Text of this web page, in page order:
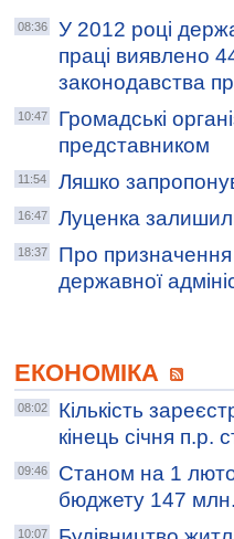
08:36
У 2012 році
праці виявлено
законодавства
10:47
Громадські
представником
11:54 Ляшко
16:47 Луценка
18:37
Про призначення
державної
ЕКОНОМІКА
08:02
Кількість
кінець січня п.р.
09:46
Станом на 1
бюджету 147
10:07